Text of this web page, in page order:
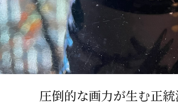
圧倒的な画力が生む正